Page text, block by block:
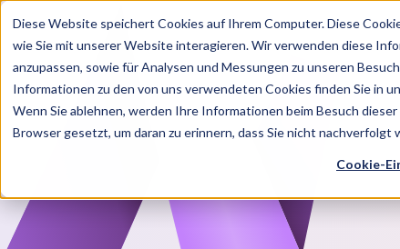
Diese Website speichert Cookies auf Ihrem Computer. Diese
wie Sie mit unserer Website interagieren. Wir verwenden diese
anzupassen, sowie für Analysen und Messungen zu unseren
Informationen zu den von uns verwendeten Cookies finden Sie in
Wenn Sie ablehnen, werden Ihre Informationen beim Besuch
Browser gesetzt, um daran zu erinnern, dass Sie nicht nachverfolgt
Cookie-